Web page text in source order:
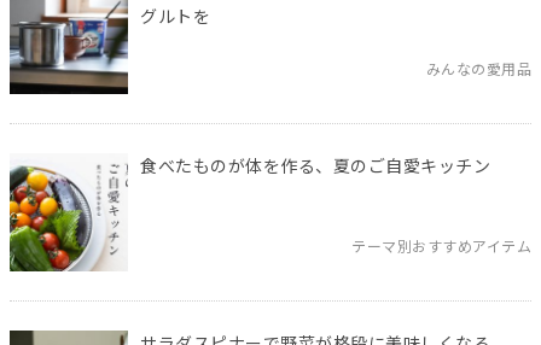
グルトを
みんなの愛用品
食べたものが体を作る、夏のご自愛キッチン
テーマ別おすすめアイテム